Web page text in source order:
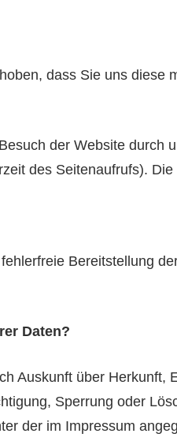
dass Sie uns
der Website durch
des Seitenaufrufs).
Bereitstellung
Daten?
Auskunft über
Sperrung oder
der im Impressum